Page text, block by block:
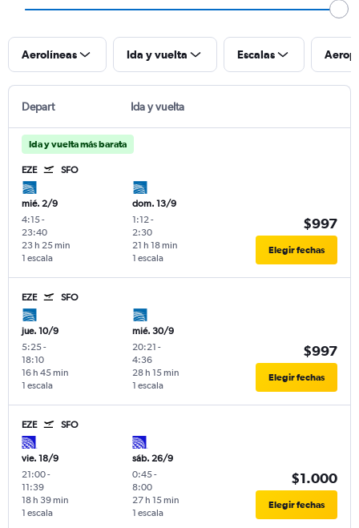
Aerolíneas Ida y vuelta Escalas
Depart Ida y vuelta
Ida y vuelta más barata
EZE SFO
mié. 2/9
4:15-
23:40
1 escala
23 h 25 min
dom. 13/9
1:12-
2:30
1 escala
21 h 18 min
$997
Elegir fechas
EZE SFO
jue. 10/9
5:25-
18:10
1 escala
16 h 45 min
mié. 30/9
20:21 -
4:36
1 escala
28 h 15 min
$997
Elegir fechas
EZE SFO
vie. 18/9
21:00-
11:39
1 escala
18 h 39 min
sáb. 26/9
0:45-
8:00
1 escala
27 h 15 min
$1.000
Elegir fechas